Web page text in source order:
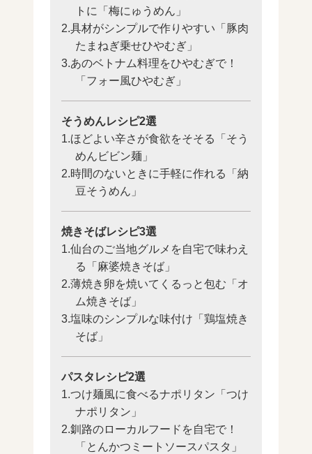
トに「梅にゅうめん」
2.具材がシンプルで作りやすい「豚肉
たまねぎ乗せひやむぎ」
3.あのベトナム料理をひやむぎで！
「フォー風ひやむぎ」
そうめんレシピ2選
1.ほどよい辛さが食欲をそそる「そう
めんビビン麺」
2.時間のないときに手軽に作れる「納
豆そうめん」
焼きそばレシピ3選
1.仙台のご当地グルメを自宅で味わえ
る「麻婆焼きそば」
2.薄焼き卵を焼いてくるっと包む「オ
ム焼きそば」
3.塩味のシンプルな味付け「鶏塩焼き
そば」
パスタレシピ2選
1.つけ麺風に食べるナポリタン「つけ
ナポリタン」
2.釧路のローカルフードを自宅で！
「とんかつミートソースパスタ」